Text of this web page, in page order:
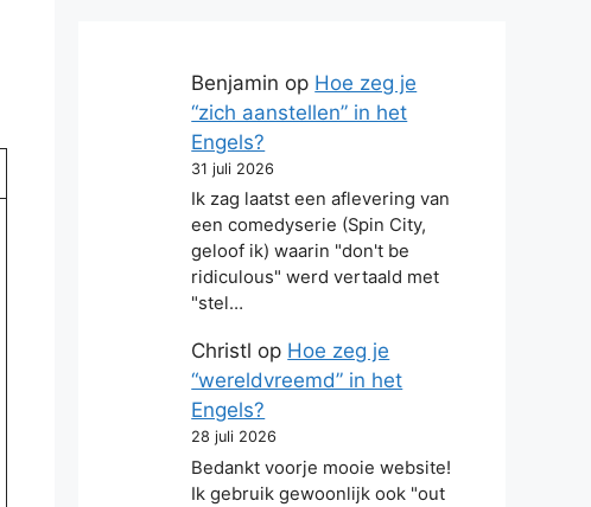
Benjamin op Hoe zeg je
“zich aanstellen” in het
Engels?
31 juli 2026
Ik zag laatst een aflevering van
een comedyserie (Spin City,
geloof ik) waarin "don't be
ridiculous" werd vertaald met
"stel…
Christl op Hoe zeg je
“wereldvreemd” in het
Engels?
28 juli 2026
Bedankt voorje mooie website!
Ik gebruik gewoonlijk ook "out